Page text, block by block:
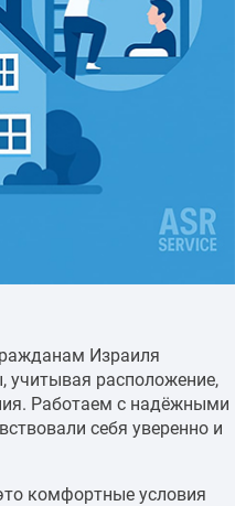
Израиля
учитывая расположение,
Работаем с надёжными
себя уверенно и
комфортные условия